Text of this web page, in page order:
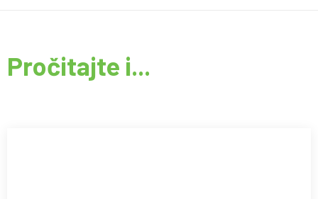
Pročitajte i...